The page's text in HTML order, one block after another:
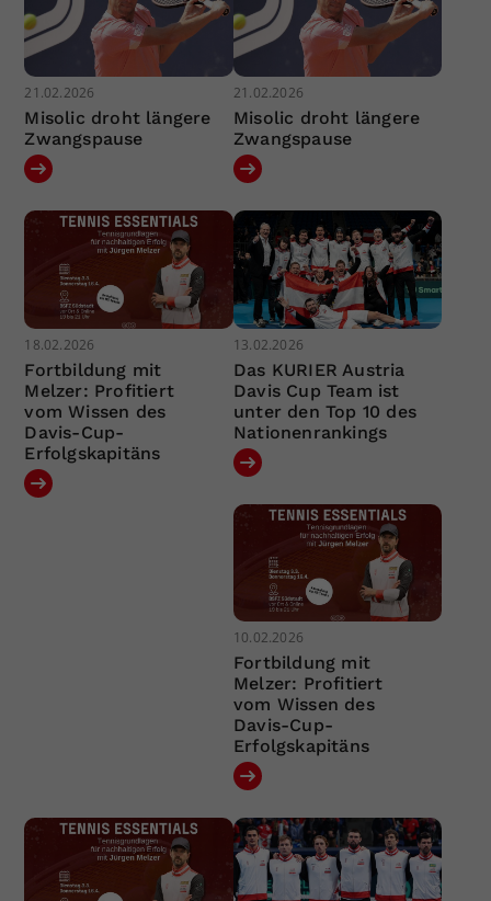
21.02.2026
Misolic droht längere
Zwangspause
21.02.2026
Misolic droht längere
Zwangspause
18.02.2026
Fortbildung mit
Melzer: Profitiert
vom Wissen des
Davis-Cup-
Erfolgskapitäns
13.02.2026
Das KURIER Austria
Davis Cup Team ist
unter den Top 10 des
Nationenrankings
10.02.2026
Fortbildung mit
Melzer: Profitiert
vom Wissen des
Davis-Cup-
Erfolgskapitäns